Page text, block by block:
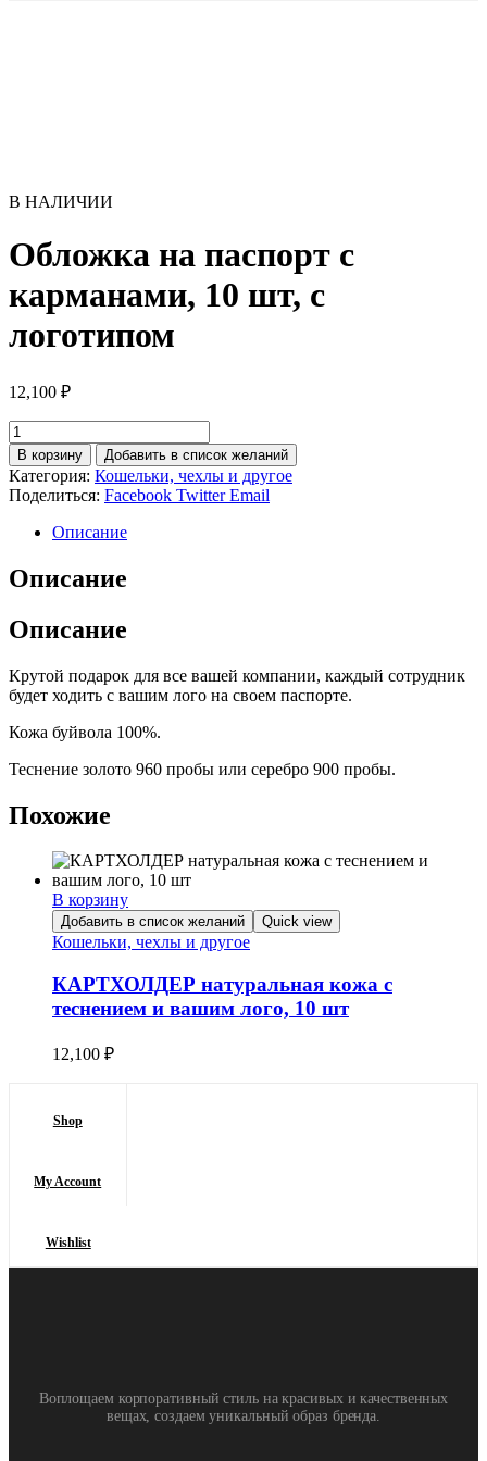
В НАЛИЧИИ
Обложка на паспорт с
карманами, 10 шт, с
логотипом
12,100 ₽
Количество
товара
Обложка
на
паспорт
карманами,
10
шт,
логотипом
В корзину Добавить в список желаний
Категория: Кошельки, чехлы и другое
Поделиться: Facebook Twitter Email
Описание
Описание
Описание
Крутой подарок для все вашей компании, каждый сотрудник
будет ходить с вашим лого на своем паспорте.
Кожа буйвола 100%.
Теснение золото 960 пробы или серебро 900 пробы.
Похожие
В корзину
Добавить в список желаний Quick view
Кошельки, чехлы и другое
КАРТХОЛДЕР натуральная кожа с
теснением и вашим лого, 10 шт
12,100 ₽
Shop
My Account
Wishlist
Воплощаем корпоративный стиль на красивых и качественных
вещах, создаем уникальный образ бренда.